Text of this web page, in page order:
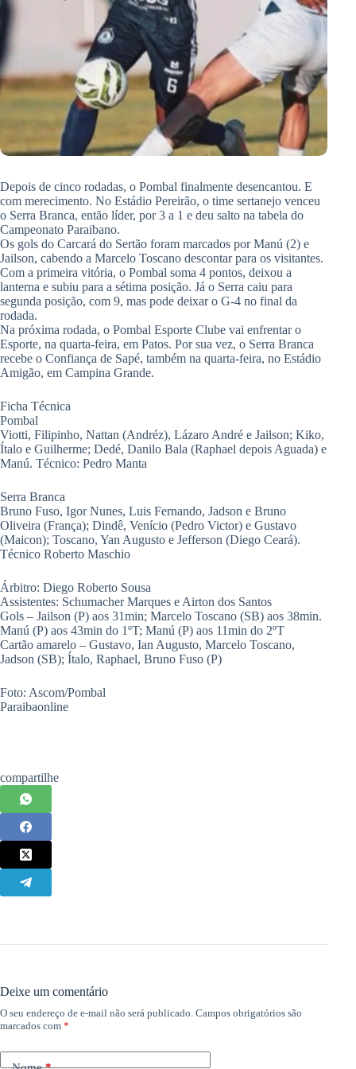
Depois de cinco rodadas, o Pombal finalmente desencantou. E
com merecimento. No Estádio Pereirão, o time sertanejo venceu
o Serra Branca, então líder, por 3 a 1 e deu salto na tabela do
Campeonato Paraibano.
Os gols do Carcará do Sertão foram marcados por Manú (2) e
Jailson, cabendo a Marcelo Toscano descontar para os visitantes.
Com a primeira vitória, o Pombal soma 4 pontos, deixou a
lanterna e subiu para a sétima posição. Já o Serra caiu para
segunda posição, com 9, mas pode deixar o G-4 no final da
rodada.
Na próxima rodada, o Pombal Esporte Clube vai enfrentar o
Esporte, na quarta-feira, em Patos. Por sua vez, o Serra Branca
recebe o Confiança de Sapé, também na quarta-feira, no Estádio
Amigão, em Campina Grande.
Ficha Técnica
Pombal
Viotti, Filipinho, Nattan (Andréz), Lázaro André e Jailson; Kiko,
Ítalo e Guilherme; Dedé, Danilo Bala (Raphael depois Aguada) e
Manú. Técnico: Pedro Manta
Serra Branca
Bruno Fuso, Igor Nunes, Luis Fernando, Jadson e Bruno
Oliveira (França); Dindê, Venício (Pedro Victor) e Gustavo
(Maicon); Toscano, Yan Augusto e Jefferson (Diego Ceará).
Técnico Roberto Maschio
Árbitro: Diego Roberto Sousa
Assistentes: Schumacher Marques e Airton dos Santos
Gols – Jailson (P) aos 31min; Marcelo Toscano (SB) aos 38min.
Manú (P) aos 43min do 1ºT; Manú (P) aos 11min do 2ºT
Cartão amarelo – Gustavo, Ian Augusto, Marcelo Toscano,
Jadson (SB); Ítalo, Raphael, Bruno Fuso (P)
Foto: Ascom/Pombal
Paraibaonline
compartilhe
Deixe um comentário
O seu endereço de e-mail não será publicado. Campos obrigatórios são
marcados com *